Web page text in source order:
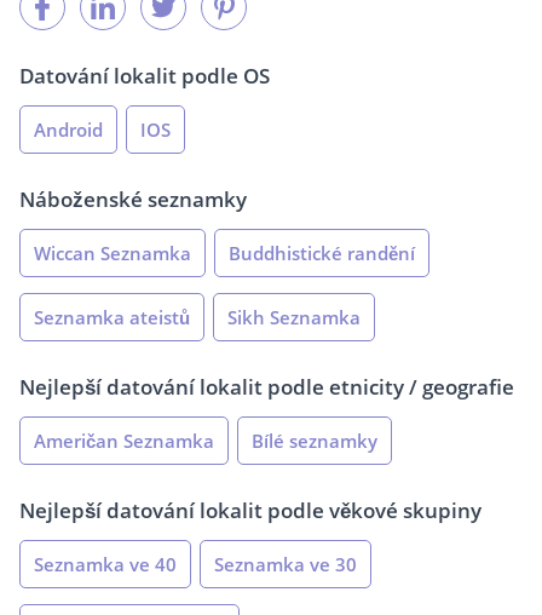
Datování lokalit podle OS
Android IOS
Náboženské seznamky
Wiccan Seznamka Buddhistické randění
Seznamka ateistů Sikh Seznamka
Nejlepší datování lokalit podle etnicity / geografie
Američan Seznamka Bílé seznamky
Nejlepší datování lokalit podle věkové skupiny
Seznamka ve 40 Seznamka ve 30